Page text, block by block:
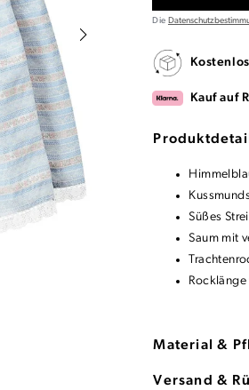
Die
Kauf auf
Süßes
Saum mit
Material &
Versand &